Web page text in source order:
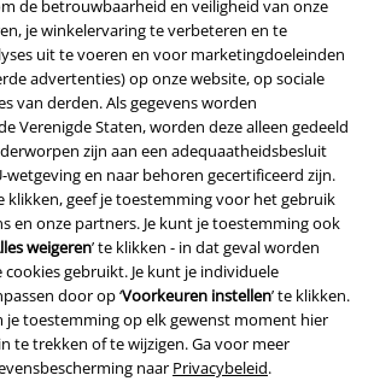
de betrouwbaarheid en veiligheid van onze
je winkelervaring te verbeteren en te
uit te voeren en voor marketingdoeleinden
advertenties) op onze website, op sociale
van derden. Als gegevens worden
Verenigde Staten, worden deze alleen gedeeld
zijn aan een adequaatheidsbesluit
wetgeving en naar behoren gecertificeerd zijn.
klikken, geef je toestemming voor het gebruik
en onze partners. Je kunt je toestemming ook
weigeren’ te klikken - in dat geval worden
gebruikt. Je kunt je individuele
door op ‘Voorkeuren instellen’ te klikken.
je toestemming op elk gewenst moment hier
in te trekken of te wijzigen. Ga voor meer
naar Privacybeleid.